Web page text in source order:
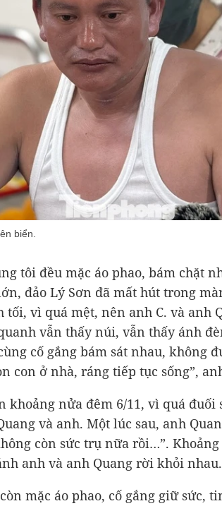
biển.
tôi đều mặc áo phao, bám chặt
đảo Lý Sơn đã mất hút trong
tối, vì quá mệt, nên anh C. và anh
vẫn thấy núi, vẫn thấy ánh
cố gắng bám sát nhau, không
con ở nhà, ráng tiếp tục sống”,
khoảng nửa đêm 6/11, vì quá đuối
và anh. Một lúc sau, anh
còn sức trụ nữa rồi…”. Khoảng
anh và anh Quang rời khỏi nhau.
mặc áo phao, cố gắng giữ sức,